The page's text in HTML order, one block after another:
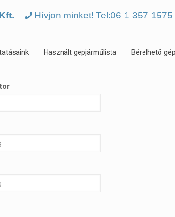
Hívjon minket! Tel:06-1-357-1575
Használt gépjárműlista Bérelhető